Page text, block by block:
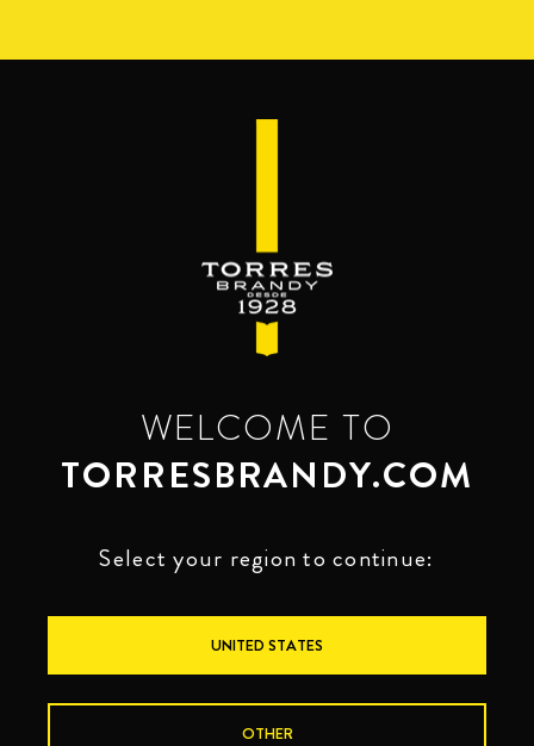
WELCOME TO
TORRESBRANDY.COM
Select your region to continue:
UNITED STATES
OTHER